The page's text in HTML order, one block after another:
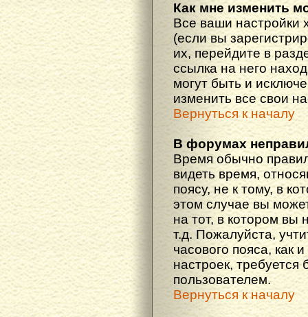
Как мне изменить
Все ваши настройки
(если вы
их, перейдите в
ссылка на него
могут быть и
изменить все свои
Вернуться к началу
В форумах
Время обычно
видеть время,
поясу, не к тому, в
этом случае вы
на тот, в котором вы
т.д. Пожалуйста,
часового пояса, как
настроек,
пользователем.
Вернуться к началу